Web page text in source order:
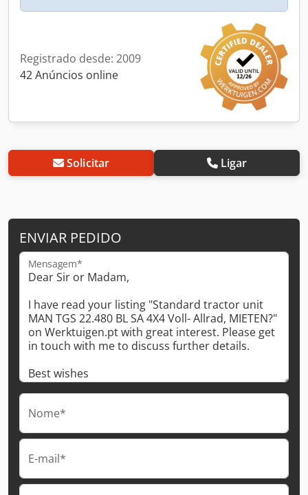
Registrado desde: 2009
42 Anúncios online
Solicitar Ligar
ENVIAR PEDIDO
Mensagem*
Nome*
E-mail*